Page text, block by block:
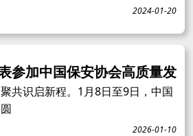
2024-01-20
参加中国保安协会高质量发
共识启新程。1月8日至9日，中国
2026-01-10